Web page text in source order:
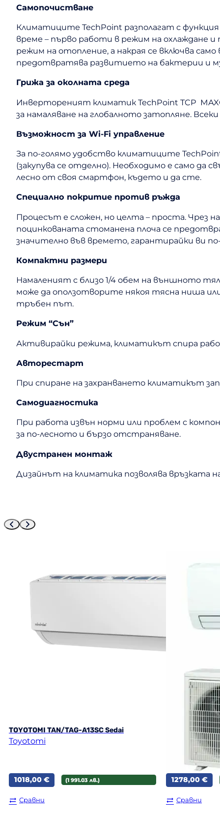
Самопочистване
Климатиците TechPoint разполагат с
време – първо работи в режим на охлаждане
режим на отопление, а накрая се включва
предотвратява развитието на бактерии и
Грижа за околната среда
Инвертореният климатик TechPoint TCP
за намаляване на глобалното затопляне.
Възможност за Wi-Fi управление
За по-голямо удобство климатиците
(закупува се отделно). Необходимо е само
лесно от своя смартфон, където и да сте.
Специално покритие против ръжда
Процесът е сложен, но целта – проста. Чрез
поцинкованата стоманена плоча се
значително във времето, гарантирайки ви
Компактни размери
Намаленият с близо 1/4 обем на външното
може да оползотворите някоя тясна ниша
тръбен път.
Режим “Сън”
Активирайки режима, климатикът спира
Авторестарт
При спиране на захранването климатикът
Самодиагностика
При работа извън норми или проблем с
за по-лесното и бързо отстраняване.
Двустранен монтаж
Дизайнът на климатика позволява
TOYOTOMI TAN/TAG-A13SC Sedai
Toyotomi
1018,00 € (1 991.03 лв.)
Сравни
Fuji Electric
Fuji Electric
1278,00 €
Сравни